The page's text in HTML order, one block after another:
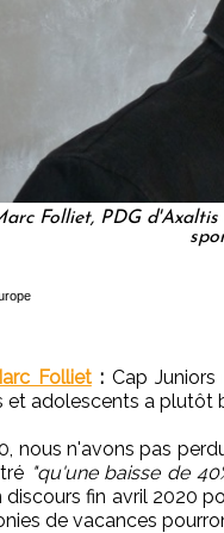
Folliet, PDG
Folliet :Cap Juniors
et adolescents a plutôt
nous n'avons pas
"qu'une baisse de
discours fin avril 2020
de vacances